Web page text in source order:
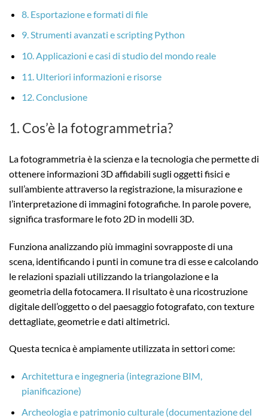
8. Esportazione e formati di file
9. Strumenti avanzati e scripting Python
10. Applicazioni e casi di studio del mondo reale
11. Ulteriori informazioni e risorse
12. Conclusione
1. Cos’è la fotogrammetria?
La fotogrammetria è la scienza e la tecnologia che permette di
ottenere informazioni 3D affidabili sugli oggetti fisici e
sull’ambiente attraverso la registrazione, la misurazione e
l’interpretazione di immagini fotografiche. In parole povere,
significa trasformare le foto 2D in modelli 3D.
Funziona analizzando più immagini sovrapposte di una
scena, identificando i punti in comune tra di esse e calcolando
le relazioni spaziali utilizzando la triangolazione e la
geometria della fotocamera. Il risultato è una ricostruzione
digitale dell’oggetto o del paesaggio fotografato, con texture
dettagliate, geometrie e dati altimetrici.
Questa tecnica è ampiamente utilizzata in settori come:
Architettura e ingegneria (integrazione BIM,
pianificazione)
Archeologia e patrimonio culturale (documentazione del